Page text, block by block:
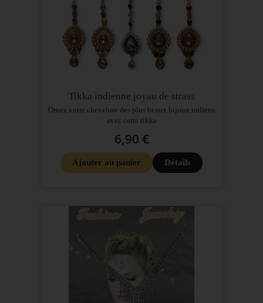
Tikka indienne joyau de strass
Ornez votre chevelure des plus beaux bijoux indiens
avec cette tikka
6,90 €
Ajouter au panier Détails